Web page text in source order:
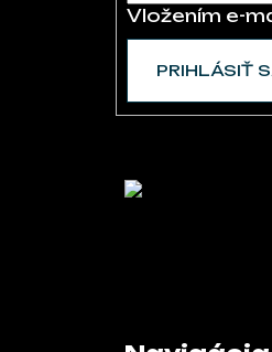
Vložením e-
PRIHLÁSIŤ